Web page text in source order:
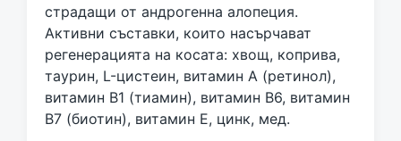
d
w
t
h
страдащи от андрогенна алопеция.
Активни съставки, които насърчават
регенерацията на косата: хвощ, коприва,
таурин, L-цистеин, витамин А (ретинол),
витамин В1 (тиамин), витамин В6, витамин
В7 (биотин), витамин Е, цинк, мед.